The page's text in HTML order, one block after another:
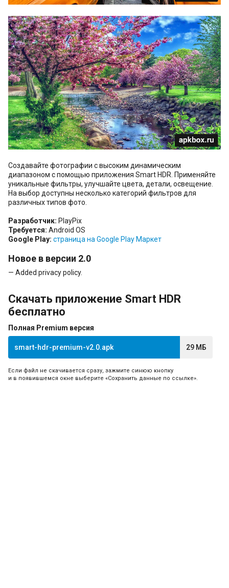
Создавайте фотографии с высоким динамическим
диапазоном с помощью приложения Smart HDR. Применяйте
уникальные фильтры, улучшайте цвета, детали, освещение.
На выбор доступны несколько категорий фильтров для
различных типов фото.
Разработчик: PlayPix
Требуется: Android OS
Google Play: страница на Google Play Маркет
Новое в версии 2.0
— Added privacy policy.
Скачать приложение Smart HDR
бесплатно
Полная Premium версия
smart-hdr-premium-v2.0.apk 29 МБ
Если файл не скачивается сразу, зажмите синюю кнопку
и в появившемся окне выберите «Сохранить данные по ссылке».